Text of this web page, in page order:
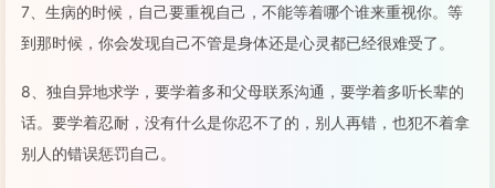
7、生病的时候，自己要重视自己，不能等着哪个谁来重视你。等
到那时候，你会发现自己不管是身体还是心灵都已经很难受了。
8、独自异地求学，要学着多和父母联系沟通，要学着多听长辈的
话。要学着忍耐，没有什么是你忍不了的，别人再错，也犯不着拿
别人的错误惩罚自己。